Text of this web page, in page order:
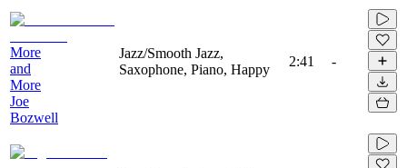
More
and
More
Joe
Bozwell
Jazz/Smooth Jazz,
Saxophone, Piano, Happy
2:41 -